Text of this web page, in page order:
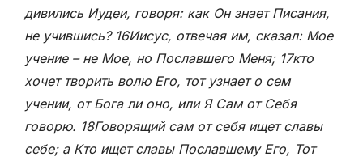
дивились Иудеи, говоря: как Он знает Писания,
не учившись? 16Иисус, отвечая им, сказал: Мое
учение – не Мое, но Пославшего Меня; 17кто
хочет творить волю Его, тот узнает о сем
учении, от Бога ли оно, или Я Сам от Себя
говорю. 18Говорящий сам от себя ищет славы
себе; а Кто ищет славы Пославшему Его, Тот